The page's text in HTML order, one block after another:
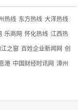
热线 东方热线 |大洋热线
|乐商网 |怀化热线 |江西热
江之窗 百姓企业新闻网 |创
港 中国财经时讯网 |漳州